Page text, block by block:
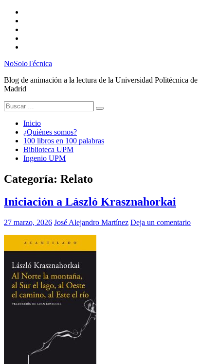
Saltar
contenido
NoSoloTécnica
Blog de animación a la lectura de la Universidad Politécnica de
Madrid
Buscar:
Inicio
¿Quiénes somos?
100 libros en 100 palabras
Biblioteca UPM
Ingenio UPM
Categoría: Relato
Iniciación a László Krasznahorkai
27 marzo, 2026 José Alejandro Martínez Deja un comentario